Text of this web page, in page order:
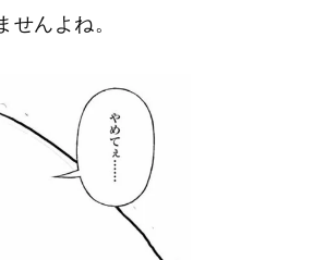
んよね。